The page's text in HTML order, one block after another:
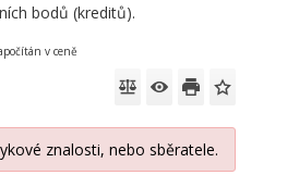
bodů (kreditů).
v ceně
znalosti, nebo sběratele.